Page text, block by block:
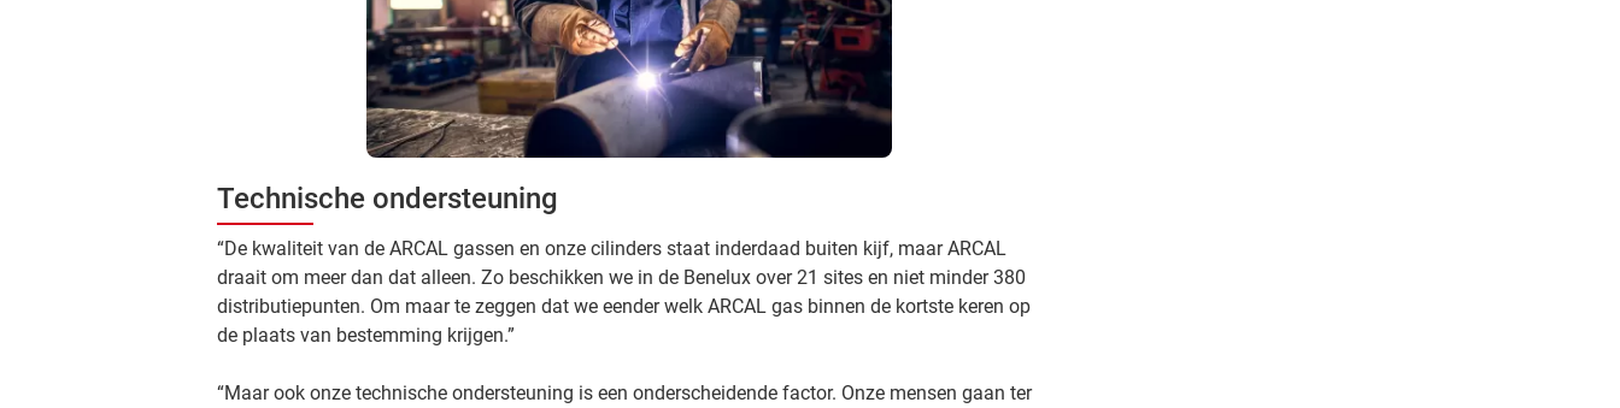
Technische ondersteuning
“De kwaliteit van de ARCAL gassen en onze cilinders staat inderdaad buiten kijf, maar ARCAL
draait om meer dan dat alleen. Zo beschikken we in de Benelux over 21 sites en niet minder 380
distributiepunten. Om maar te zeggen dat we eender welk ARCAL gas binnen de kortste keren op
de plaats van bestemming krijgen.”
“Maar ook onze technische ondersteuning is een onderscheidende factor. Onze mensen gaan ter